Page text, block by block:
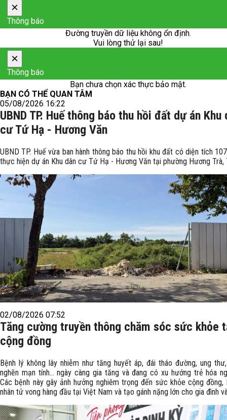
×
Thông báo
Đường truyền dữ liệu không ổn định.
Vui lòng thử lại sau!
×
Thông báo
Bạn chưa chọn xác thực bảo mật.
BẠN CÓ THỂ QUAN TÂM
05/08/2026 16:22
UBND TP. Huế thông báo thu hồi đất dự án Khu
cư Tứ Hạ - Hương Văn
UBND TP. Huế vừa ban hành thông báo thu hồi khu đất có diện tích
thực hiện dự án Khu dân cư Tứ Hạ - Hương Văn tại phường Hương Trà,
02/08/2026 07:52
Tăng cường truyền thông chăm sóc sức khỏe
cộng đồng
Bệnh lý không lây nhiễm như tăng huyết áp, đái tháo đường, ung
nghẽn mạn tính… ngày càng gia tăng và đang có xu hướng trẻ hóa
Các bệnh này gây ảnh hưởng nghiêm trọng đến sức khỏe cộng đồng,
nhân tử vong hàng đầu tại Việt Nam và tạo gánh nặng lớn cho gia đình